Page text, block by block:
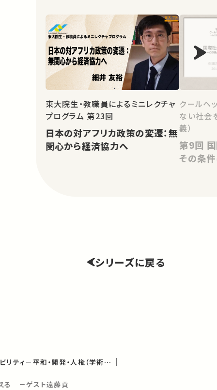
東大院生・教職員によるミニレクチャ
プログラム 第23回
日本の対アフリカ政策の変遷：無
関心から経済協力へ
クールヘ
ない社会
義）
第9回 国際社会における平和－
その条
シリーズに戻る
社会から見たサステナビリティ－平和・開発・人権（学術俯瞰講義）
る －ゲスト遠藤貢